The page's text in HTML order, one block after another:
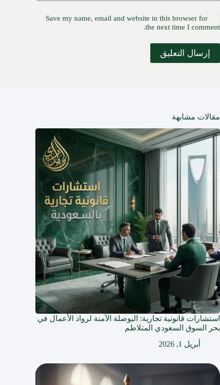
Save my name, email and website in this browser for
the next time I comment.
إرسال التعليق
مقالات مشابهة
استشارات قانونية تجارية: البوصلة الآمنة لرواد الأعمال في
بحر السوق السعودي المتلاطم
أبريل 1, 2026